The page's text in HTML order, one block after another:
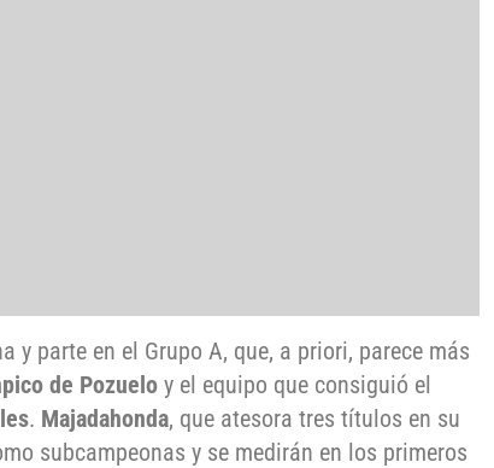
y parte en el Grupo A, que, a priori, parece más
de Pozuelo y el equipo que consiguió el
. Majadahonda, que atesora tres títulos en su
subcampeonas y se medirán en los primeros